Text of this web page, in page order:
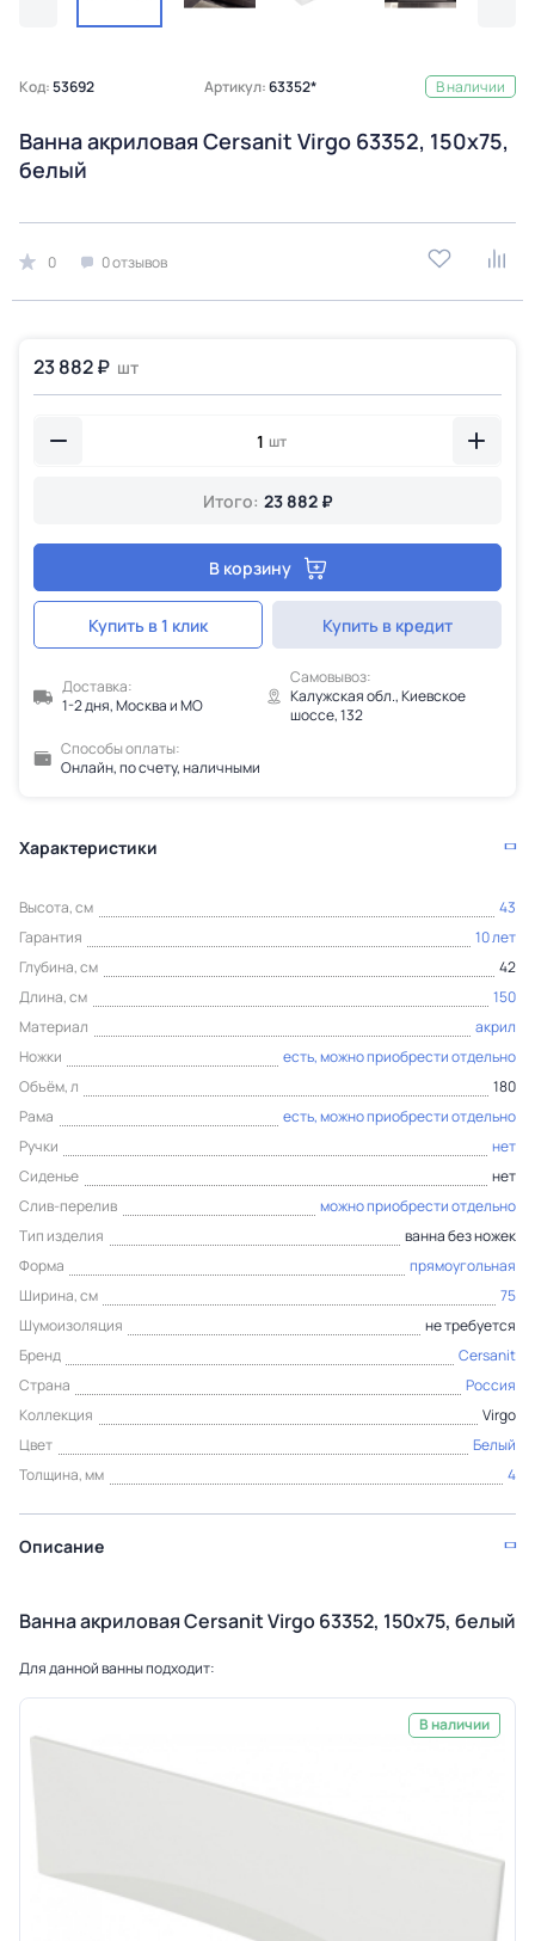
Код:53692 Артикул:63352* В наличии
Ванна акриловая Cersanit Virgo 63352, 150x75,
белый
0 0 отзывов
23 882 ₽ шт
шт
Итого: 23 882 ₽
В корзину
Купить в 1 клик Купить в кредит
Доставка:
1-2 дня, Москва и МО
Самовывоз:
Калужская обл., Киевское
шоссе, 132
Способы оплаты:
Онлайн, по счету, наличными
Характеристики
Высота, см
43
Гарантия
10 лет
Глубина, см
42
Длина, см
150
Материал
акрил
Ножки
есть, можно приобрести отдельно
Объём, л
180
Рама
есть, можно приобрести отдельно
Ручки
нет
Сиденье
нет
Слив-перелив
можно приобрести отдельно
Тип изделия
ванна без ножек
Форма
прямоугольная
Ширина, см
75
Шумоизоляция
не требуется
Бренд
Cersanit
Страна
Россия
Коллекция
Virgo
Цвет
Белый
Толщина, мм
4
Описание
Ванна акриловая Cersanit Virgo 63352, 150x75, белый
Для данной ванны подходит:
В наличии